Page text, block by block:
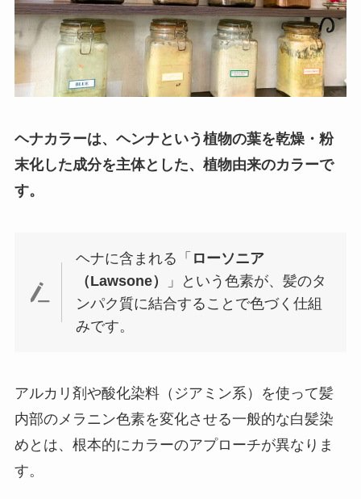
ヘナカラーは、ヘンナという植物の葉を乾燥・粉
末化した成分を主体とした、植物由来のカラーで
す。
ヘナに含まれる「 ローソニア
（Lawsone）
」という色素が、髪のタ
ンパク質に結合することで色づく仕組
みです。
アルカリ剤や酸化染料（ジアミン系）を使って髪
内部のメラニン色素を変化させる一般的な白髪染
めとは、根本的にカラーのアプローチが異なりま
す。